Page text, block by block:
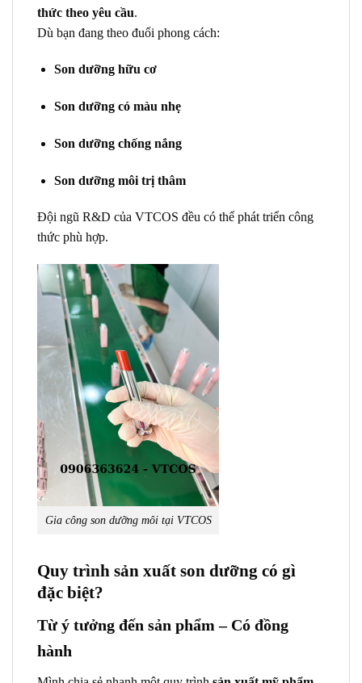
thức theo yêu cầu.
Dù bạn đang theo đuổi phong cách:
Son dưỡng hữu cơ
Son dưỡng có màu nhẹ
Son dưỡng chống nắng
Son dưỡng môi trị thâm
Đội ngũ R&D của VTCOS đều có thể phát triển công
thức phù hợp.
Gia công son dưỡng môi tại VTCOS
Quy trình sản xuất son dưỡng có gì
đặc biệt?
Từ ý tưởng đến sản phẩm – Có đồng
hành